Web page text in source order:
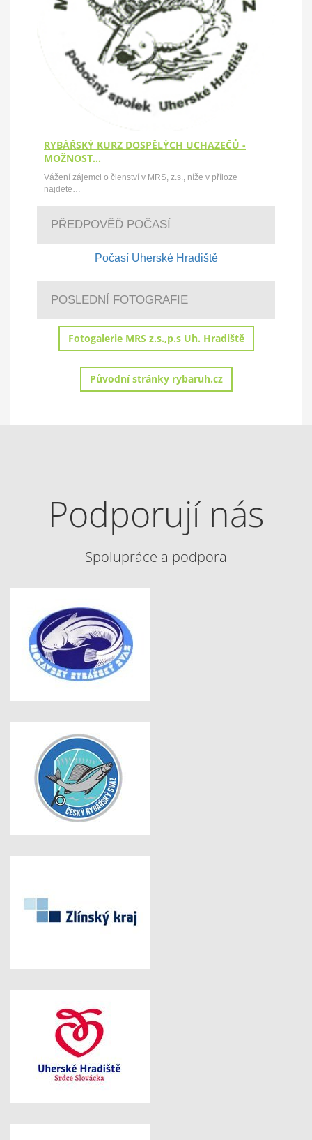
RYBÁŘSKÝ KURZ DOSPĚLÝCH UCHAZEČŮ -
MOŽNOST…
Vážení zájemci o členství v MRS, z.s., níže v příloze
najdete…
PŘEDPOVĚĎ POČASÍ
Počasí Uherské Hradiště
POSLEDNÍ FOTOGRAFIE
Fotogalerie MRS z.s.,p.s Uh. Hradiště
Původní stránky rybaruh.cz
Podporují nás
Spolupráce a podpora